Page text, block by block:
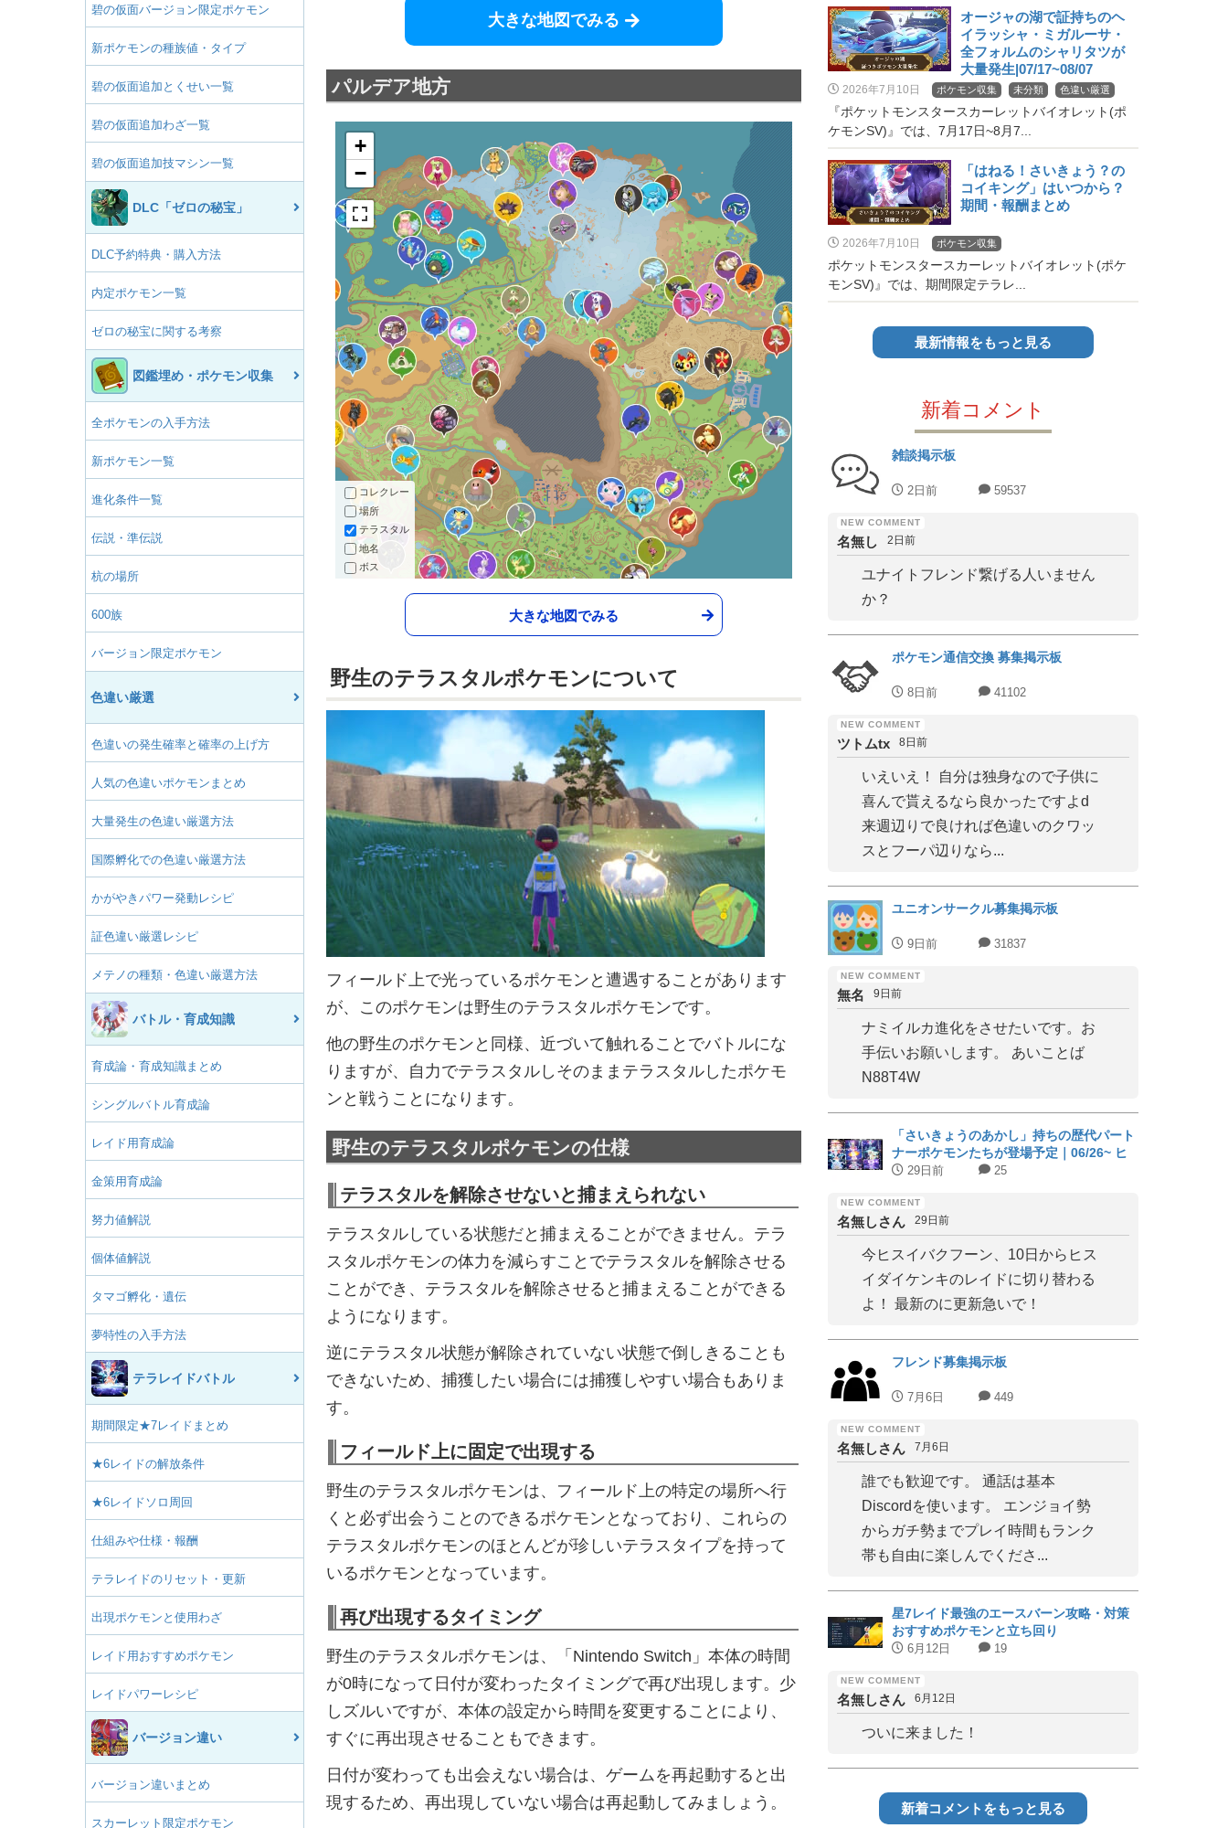
碧の仮面バージョン限定ポケモン
新ポケモンの種族値・タイプ
碧の仮面追加とくせい一覧
碧の仮面追加わざ一覧
碧の仮面追加技マシン一覧
DLC「ゼロの秘宝」
DLC予約特典・購入方法
内定ポケモン一覧
ゼロの秘宝に関する考察
図鑑埋め・ポケモン収集
全ポケモンの入手方法
新ポケモン一覧
進化条件一覧
伝説・準伝説
杭の場所
600族
バージョン限定ポケモン
色違い厳選
色違いの発生確率と確率の上げ方
人気の色違いポケモンまとめ
大量発生の色違い厳選方法
国際孵化での色違い厳選方法
かがやきパワー発動レシピ
証色違い厳選レシピ
メテノの種類・色違い厳選方法
バトル・育成知識
育成論・育成知識まとめ
シングルバトル育成論
レイド用育成論
金策用育成論
努力値解説
個体値解説
タマゴ孵化・遺伝
夢特性の入手方法
テラレイドバトル
期間限定★7レイドまとめ
★6レイドの解放条件
★6レイドソロ周回
仕組みや仕様・報酬
テラレイドのリセット・更新
出現ポケモンと使用わざ
レイド用おすすめポケモン
レイドパワーレシピ
バージョン違い
バージョン違いまとめ
スカーレット限定ポケモン
大きな地図でみる
パルデア地方
+
−
コレクレー
場所
テラスタル
地名
ボス
大きな地図でみる
野生のテラスタルポケモンについて
フィールド上で光っているポケモンと遭遇することがあります
が、このポケモンは野生のテラスタルポケモンです。
他の野生のポケモンと同様、近づいて触れることでバトルにな
りますが、自力でテラスタルしそのままテラスタルしたポケモ
ンと戦うことになります。
野生のテラスタルポケモンの仕様
テラスタルを解除させないと捕まえられない
テラスタルしている状態だと捕まえることができません。テラ
スタルポケモンの体力を減らすことでテラスタルを解除させる
ことができ、テラスタルを解除させると捕まえることができる
ようになります。
逆にテラスタル状態が解除されていない状態で倒しきることも
できないため、捕獲したい場合には捕獲しやすい場合もありま
す。
フィールド上に固定で出現する
野生のテラスタルポケモンは、フィールド上の特定の場所へ行
くと必ず出会うことのできるポケモンとなっており、これらの
テラスタルポケモンのほとんどが珍しいテラスタイプを持って
いるポケモンとなっています。
再び出現するタイミング
野生のテラスタルポケモンは、「Nintendo Switch」本体の時間
が0時になって日付が変わったタイミングで再び出現します。少
しズルいですが、本体の設定から時間を変更することにより、
すぐに再出現させることもできます。
日付が変わっても出会えない場合は、ゲームを再起動すると出
現するため、再出現していない場合は再起動してみましょう。
オージャの湖で証持ちのヘ
イラッシャ・ミガルーサ・
全フォルムのシャリタツが
大量発生|07/17~08/07
2026年7月10日 ポケモン収集 未分類 色違い厳選
『ポケットモンスタースカーレットバイオレット(ポ
ケモンSV)』では、7月17日~8月7...
「はねる！さいきょう？の
コイキング」はいつから？
期間・報酬まとめ
2026年7月10日 ポケモン収集
ポケットモンスタースカーレットバイオレット(ポケ
モンSV)』では、期間限定テラレ...
最新情報をもっと見る
新着コメント
雑談掲示板
2日前 59537
名無し 2日前
ユナイトフレンド繋げる人いません
か？
ポケモン通信交換 募集掲示板
8日前 41102
ツトムtx 8日前
いえいえ！ 自分は独身なので子供に
喜んで貰えるなら良かったですよd
来週辺りで良ければ色違いのクワッ
スとフーパ辺りなら...
ユニオンサークル募集掲示板
9日前 31837
無名 9日前
ナミイルカ進化をさせたいです。お
手伝いお願いします。 あいことば
N88T4W
「さいきょうのあかし」持ちの歴代パート
ナーポケモンたちが登場予定｜06/26~ ヒ
スイジュナイパー
29日前 25
名無しさん 29日前
今ヒスイバクフーン、10日からヒス
イダイケンキのレイドに切り替わる
よ！ 最新のに更新急いで！
フレンド募集掲示板
7月6日 449
名無しさん 7月6日
誰でも歓迎です。 通話は基本
Discordを使います。 エンジョイ勢
からガチ勢までプレイ時間もランク
帯も自由に楽しんでくださ...
星7レイド最強のエースバーン攻略・対策
おすすめポケモンと立ち回り
6月12日 19
名無しさん 6月12日
ついに来ました！
新着コメントをもっと見る